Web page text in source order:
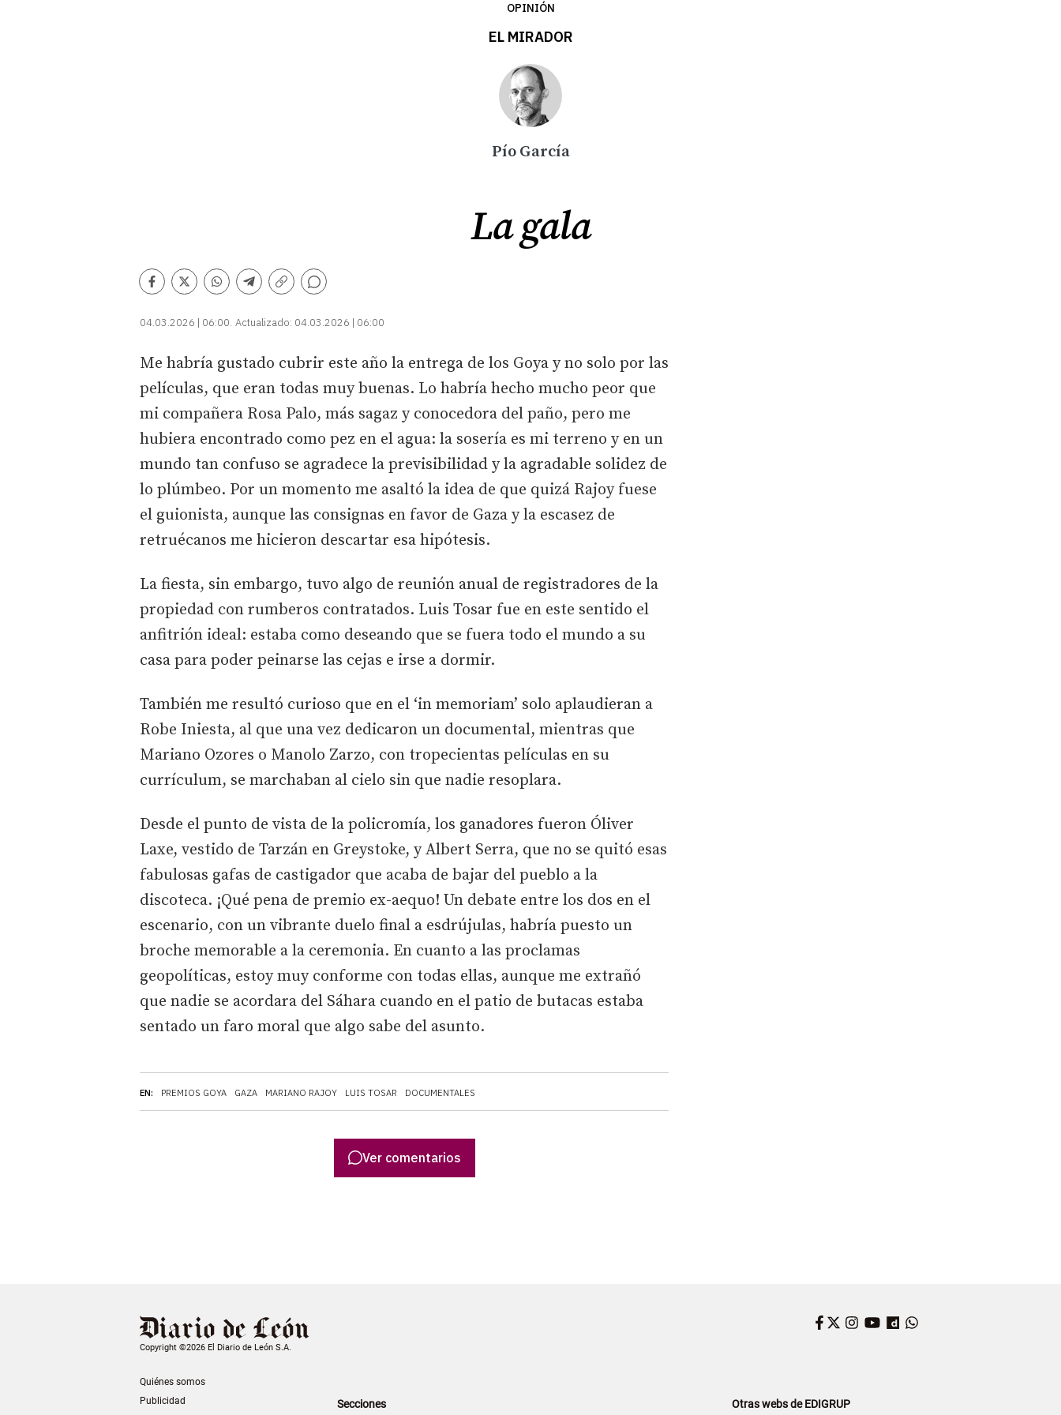
OPINIÓN
EL MIRADOR
Pío García
La gala
Facebook
TwitterWhatsapp
Telegram
Copiar
Comentarios
04.03.2026 | 06:00 Actualizado: 04.03.2026 | 06:00
EN: PREMIOS GOYA GAZA MARIANO RAJOY LUIS TOSAR DOCUMENTALES
Me habría gustado cubrir este año la entrega de los Goya y no solo por las
películas, que eran todas muy buenas. Lo habría hecho mucho peor que
mi compañera Rosa Palo, más sagaz y conocedora del paño, pero me
hubiera encontrado como pez en el agua: la sosería es mi terreno y en un
mundo tan confuso se agradece la previsibilidad y la agradable solidez de
lo plúmbeo. Por un momento me asaltó la idea de que quizá Rajoy fuese
el guionista, aunque las consignas en favor de Gaza y la escasez de
retruécanos me hicieron descartar esa hipótesis.
La fiesta, sin embargo, tuvo algo de reunión anual de registradores de la
propiedad con rumberos contratados. Luis Tosar fue en este sentido el
anfitrión ideal: estaba como deseando que se fuera todo el mundo a su
casa para poder peinarse las cejas e irse a dormir.
También me resultó curioso que en el ‘in memoriam’ solo aplaudieran a
Robe Iniesta, al que una vez dedicaron un documental, mientras que
Mariano Ozores o Manolo Zarzo, con tropecientas películas en su
currículum, se marchaban al cielo sin que nadie resoplara.
Desde el punto de vista de la policromía, los ganadores fueron Óliver
Laxe, vestido de Tarzán en Greystoke, y Albert Serra, que no se quitó esas
fabulosas gafas de castigador que acaba de bajar del pueblo a la
discoteca. ¡Qué pena de premio ex-aequo! Un debate entre los dos en el
escenario, con un vibrante duelo final a esdrújulas, habría puesto un
broche memorable a la ceremonia. En cuanto a las proclamas
geopolíticas, estoy muy conforme con todas ellas, aunque me extrañó
que nadie se acordara del Sáhara cuando en el patio de butacas estaba
sentado un faro moral que algo sabe del asunto.
Ver comentarios
Copyright ©2026 El Diario de León S.A.
Quiénes somos
Publicidad
Facebook
Twitter
Instagram
YouTube
Dailymotion
Secciones Otras webs de EDIGRUP